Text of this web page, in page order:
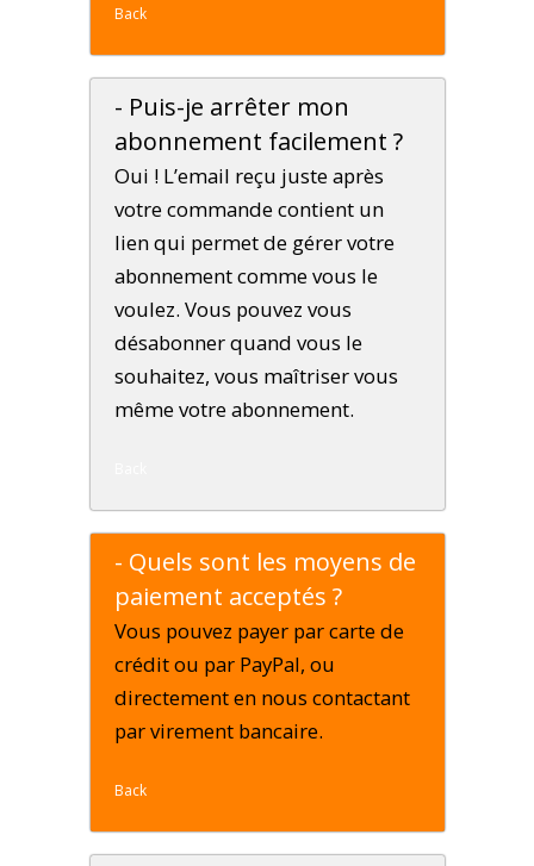
Back
- Puis-je arrêter mon
abonnement facilement ?
Oui ! L’email reçu juste après
votre commande contient un
lien qui permet de gérer votre
abonnement comme vous le
voulez. Vous pouvez vous
désabonner quand vous le
souhaitez, vous maîtriser vous
même votre abonnement.
- Quels sont les moyens de
paiement acceptés ?
Vous pouvez payer par carte de
crédit ou par PayPal, ou
directement en nous contactant
par virement bancaire.
Back